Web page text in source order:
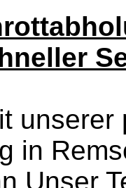
unserer
in
Unser